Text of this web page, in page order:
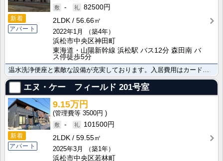
新着
アパート
-
82500円
2LDK
56.66㎡
2022年1月
（築4年）
浜松市中央区神田町
東海道・山陽新幹線 浜松駅 バス12分 森田南 バ
ス停徒歩5分
温水洗浄便座と素敵な設備が充実しております。入居費用はカード決済が利用できます。コンビニまで600m･･･
エヌ・ケー フィールド 201号室
新着
アパート
9.15万円
3500円
-
101500円
2LDK
59.55㎡
2025年3月
（築1年）
浜松市中央区若林町